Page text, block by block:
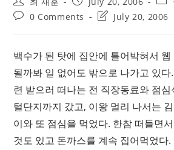
author:
published:
Post0 Comments
PostJuly 20, 2006
백수가 된 탓에 집안에 틀어박혀서
될까봐 일 없어도 밖으로 나가고 있
련 받으러 떠나는 전 직장동료와 점
털단지까지 갔고, 이왕 멀리 나서는
이와 또 점심을 먹었다. 한참 떠들면
것도 있고 돈까스를 계속 집어먹었다